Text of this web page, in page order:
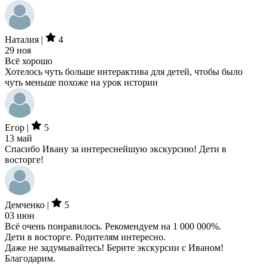
Наталия |
4
29 ноя
Всё хорошо
Хотелось чуть больше интерактива для детей, чтобы было
чуть меньше похоже на урок истории
Егор |
5
13 май
Спасибо Ивану за интереснейшую экскурсию! Дети в
восторге!
Демченко |
5
03 июн
Всё очень понравилось. Рекомендуем на 1 000 000%.
Дети в восторге. Родителям интересно.
Даже не задумывайтесь! Берите экскурсии с Иваном!
Благодарим.